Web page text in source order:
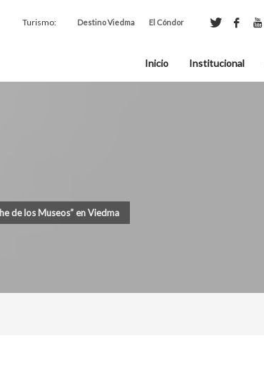
Turismo: Destino Viedma El Cóndor
Inicio Institucional
de los Museos” en Viedma